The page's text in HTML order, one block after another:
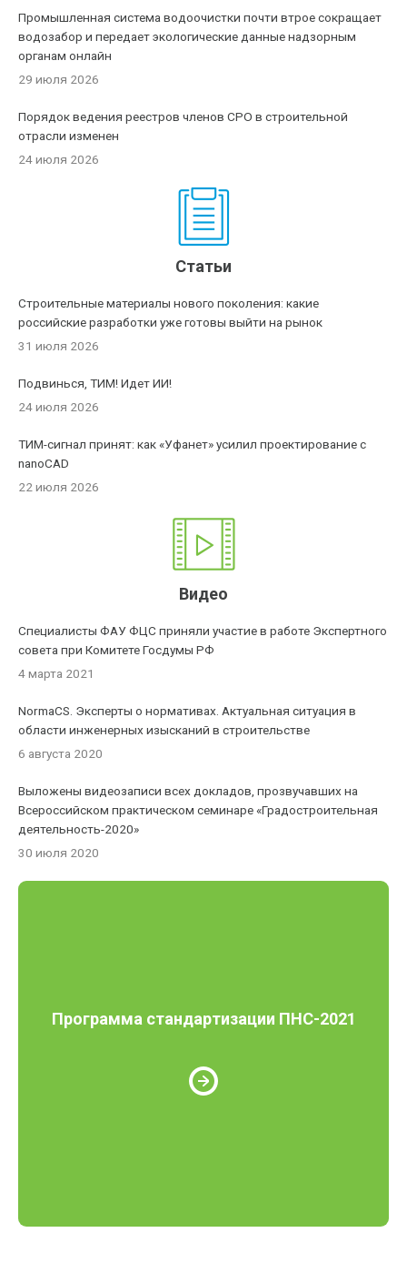
Промышленная система водоочистки почти втрое сокращает
водозабор и передает экологические данные надзорным
органам онлайн
29 июля 2026
Порядок ведения реестров членов СРО в строительной
отрасли изменен
24 июля 2026
Статьи
Строительные материалы нового поколения: какие
российские разработки уже готовы выйти на рынок
31 июля 2026
Подвинься, ТИМ! Идет ИИ!
24 июля 2026
ТИМ-сигнал принят: как «Уфанет» усилил проектирование с
nanoCAD
22 июля 2026
Видео
Специалисты ФАУ ФЦС приняли участие в работе Экспертного
совета при Комитете Госдумы РФ
4 марта 2021
NormaCS. Эксперты о нормативах. Актуальная ситуация в
области инженерных изысканий в строительстве
6 августа 2020
Выложены видеозаписи всех докладов, прозвучавших на
Всероссийском практическом семинаре «Градостроительная
деятельность-2020»
30 июля 2020
Программа стандартизации ПНС-2021